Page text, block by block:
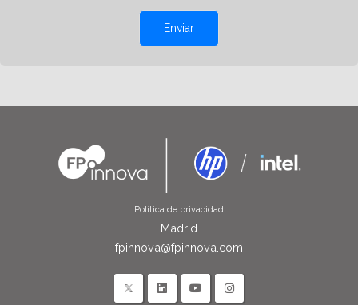
Enviar
Política de privacidad
Madrid
fpinnova@fpinnova.com